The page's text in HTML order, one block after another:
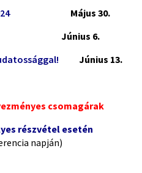
Május 30.
Június 6.
Június 13.
csomagárak
részvétel esetén
napján)